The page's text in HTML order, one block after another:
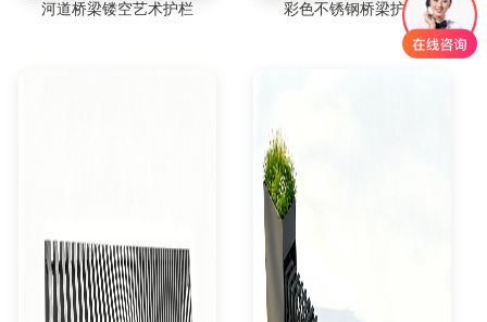
河道桥梁镂空艺术护栏 彩色不锈钢桥梁护栏